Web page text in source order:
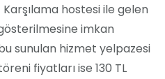
hostesi ile gelen
imkan
sunulan hizmet yelpazesi
fiyatları ise 130 TL